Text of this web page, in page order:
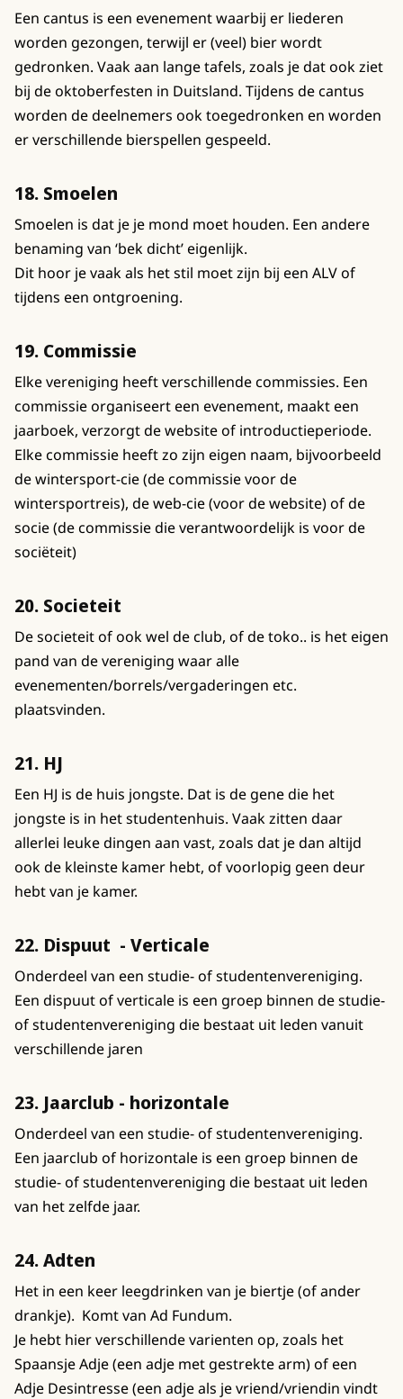
Een cantus is een evenement waarbij er liederen
worden gezongen, terwijl er (veel) bier wordt
gedronken. Vaak aan lange tafels, zoals je dat ook ziet
bij de oktoberfesten in Duitsland. Tijdens de cantus
worden de deelnemers ook toegedronken en worden
er verschillende bierspellen gespeeld.
18. Smoelen
Smoelen is dat je je mond moet houden. Een andere
benaming van ‘bek dicht’ eigenlijk.
Dit hoor je vaak als het stil moet zijn bij een ALV of
tijdens een ontgroening.
19. Commissie
Elke vereniging heeft verschillende commissies. Een
commissie organiseert een evenement, maakt een
jaarboek, verzorgt de website of introductieperiode.
Elke commissie heeft zo zijn eigen naam, bijvoorbeeld
de wintersport-cie (de commissie voor de
wintersportreis), de web-cie (voor de website) of de
socie (de commissie die verantwoordelijk is voor de
sociëteit)
20. Societeit
De societeit of ook wel de club, of de toko.. is het eigen
pand van de vereniging waar alle
evenementen/borrels/vergaderingen etc.
plaatsvinden.
21. HJ
Een HJ is de huis jongste. Dat is de gene die het
jongste is in het studentenhuis. Vaak zitten daar
allerlei leuke dingen aan vast, zoals dat je dan altijd
ook de kleinste kamer hebt, of voorlopig geen deur
hebt van je kamer.
22. Dispuut - Verticale
Onderdeel van een studie- of studentenvereniging.
Een dispuut of verticale is een groep binnen de studie-
of studentenvereniging die bestaat uit leden vanuit
verschillende jaren
23. Jaarclub - horizontale
Onderdeel van een studie- of studentenvereniging.
Een jaarclub of horizontale is een groep binnen de
studie- of studentenvereniging die bestaat uit leden
van het zelfde jaar.
24. Adten
Het in een keer leegdrinken van je biertje (of ander
drankje). Komt van Ad Fundum.
Je hebt hier verschillende varienten op, zoals het
Spaansje Adje (een adje met gestrekte arm) of een
Adje Desintresse (een adje als je vriend/vriendin vindt